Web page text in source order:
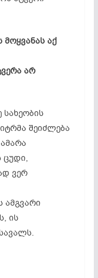
აქ
არ
სახეობის
შეიძლება
ვერ
ამგვარი
ის